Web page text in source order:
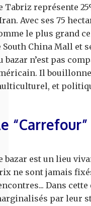
Tabriz représente
Avec ses 75
le plus grand
South China Mall et
bazar n’est pas
Il
et
bazar est un lieu
ne sont jamais
Dans
par leur